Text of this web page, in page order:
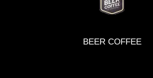
BEER COFFEE